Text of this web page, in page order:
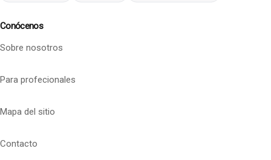
Conócenos
Sobre nosotros
Para profecionales
Mapa del sitio
Contacto